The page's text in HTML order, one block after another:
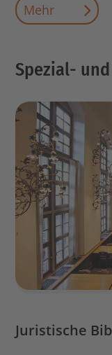
Mehr
Spezial-
Juristische